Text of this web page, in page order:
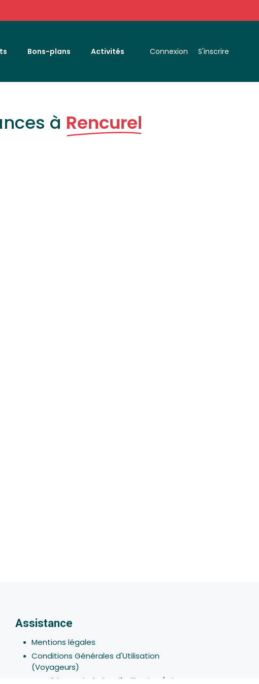
Bons-plans Activités Connexion S'inscrire
à Rencurel
Assistance
Mentions légales
Conditions Générales d'Utilisation
(Voyageurs)
Conditions Générales d'Utilisation (Hôtes -